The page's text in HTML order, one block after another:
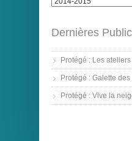
Dernières
Protégé : Les
Protégé : Galette
Protégé : Vive la